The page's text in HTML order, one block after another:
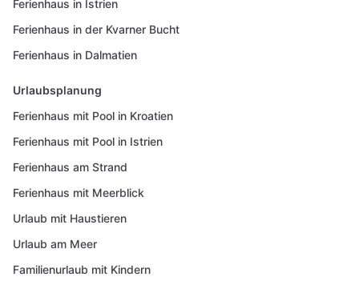
Ferienhaus in Istrien
Ferienhaus in der Kvarner Bucht
Ferienhaus in Dalmatien
Urlaubsplanung
Ferienhaus mit Pool in Kroatien
Ferienhaus mit Pool in Istrien
Ferienhaus am Strand
Ferienhaus mit Meerblick
Urlaub mit Haustieren
Urlaub am Meer
Familienurlaub mit Kindern